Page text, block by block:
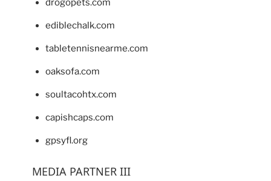
drogopets.com
ediblechalk.com
tabletennisnearme.com
oaksofa.com
soultacohtx.com
capishcaps.com
gpsyfl.org
MEDIA PARTNER III